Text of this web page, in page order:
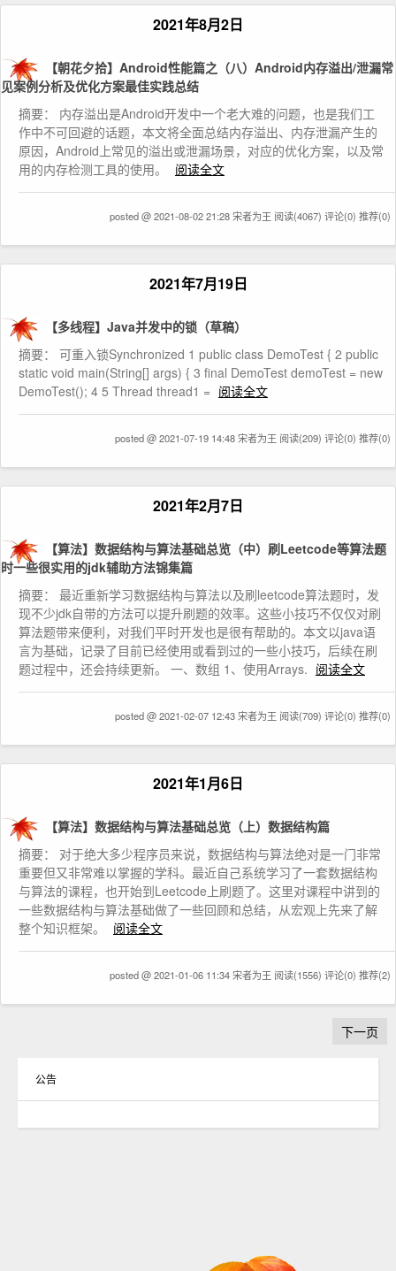
2021年8月2日
【朝花夕拾】Android性能篇之（八）Android内存溢出/泄漏常
见案例分析及优化方案最佳实践总结
摘要： 内存溢出是Android开发中一个老大难的问题，也是我们工
作中不可回避的话题，本文将全面总结内存溢出、内存泄漏产生的
原因，Android上常见的溢出或泄漏场景，对应的优化方案，以及常
用的内存检测工具的使用。
阅读全文
posted @ 2021-08-02 21:28 宋者为王 阅读(4067) 评论(0) 推荐(0)
2021年7月19日
【多线程】Java并发中的锁（草稿）
摘要： 可重入锁Synchronized 1 public class DemoTest { 2 public
static void main(String[] args) { 3 final DemoTest demoTest = new
DemoTest(); 4 5 Thread thread1 = 阅读全文
posted @ 2021-07-19 14:48 宋者为王 阅读(209) 评论(0) 推荐(0)
2021年2月7日
【算法】数据结构与算法基础总览（中）刷Leetcode等算法题
时一些很实用的jdk辅助方法锦集篇
摘要： 最近重新学习数据结构与算法以及刷leetcode算法题时，发
现不少jdk自带的方法可以提升刷题的效率。这些小技巧不仅仅对刷
算法题带来便利，对我们平时开发也是很有帮助的。本文以java语
言为基础，记录了目前已经使用或看到过的一些小技巧，后续在刷
题过程中，还会持续更新。 一、数组 1、使用Arrays. 阅读全文
posted @ 2021-02-07 12:43 宋者为王 阅读(709) 评论(0) 推荐(0)
2021年1月6日
【算法】数据结构与算法基础总览（上）数据结构篇
摘要： 对于绝大多少程序员来说，数据结构与算法绝对是一门非常
重要但又非常难以掌握的学科。最近自己系统学习了一套数据结构
与算法的课程，也开始到Leetcode上刷题了。这里对课程中讲到的
一些数据结构与算法基础做了一些回顾和总结，从宏观上先来了解
整个知识框架。
阅读全文
posted @ 2021-01-06 11:34 宋者为王 阅读(1556) 评论(0) 推荐(2)
下一页
公告